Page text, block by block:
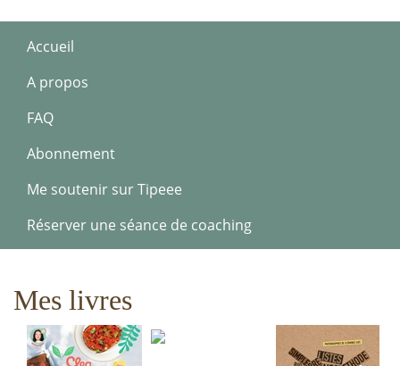
Accueil
A propos
FAQ
Abonnement
Me soutenir sur Tipeee
Réserver une séance de coaching
Mes livres